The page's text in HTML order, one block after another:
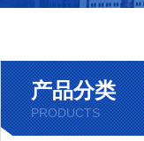
产品分类
PRODUCTS